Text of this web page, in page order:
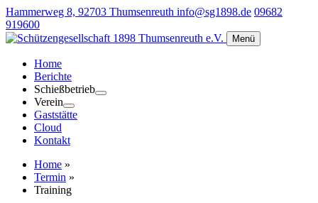
Hammerweg 8, 92703 Thumsenreuth info@sg1898.de 09682
919600
Menü
Home
Berichte
Schießbetrieb
Verein
Gaststätte
Cloud
Kontakt
Home »
Termin »
Training